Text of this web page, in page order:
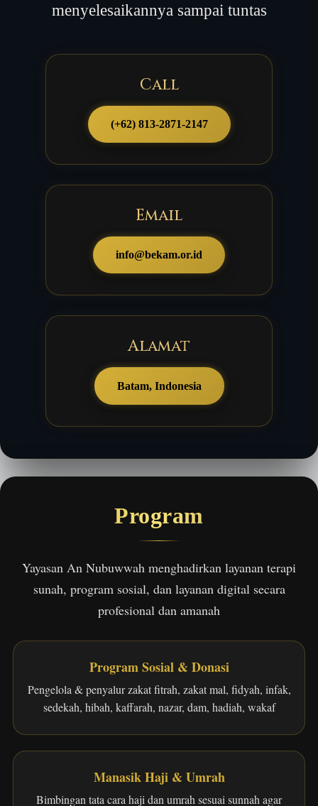
menyelesaikannya sampai tuntas
Call
(+62) 813-2871-2147
Email
info@bekam.or.id
Alamat
Batam, Indonesia
Program
Yayasan An Nubuwwah menghadirkan layanan terapi
sunah, program sosial, dan layanan digital secara
profesional dan amanah
Program Sosial & Donasi
Pengelola & penyalur zakat fitrah, zakat mal, fidyah, infak,
sedekah, hibah, kaffarah, nazar, dam, hadiah, wakaf
Manasik Haji & Umrah
Bimbingan tata cara haji dan umrah sesuai sunnah agar